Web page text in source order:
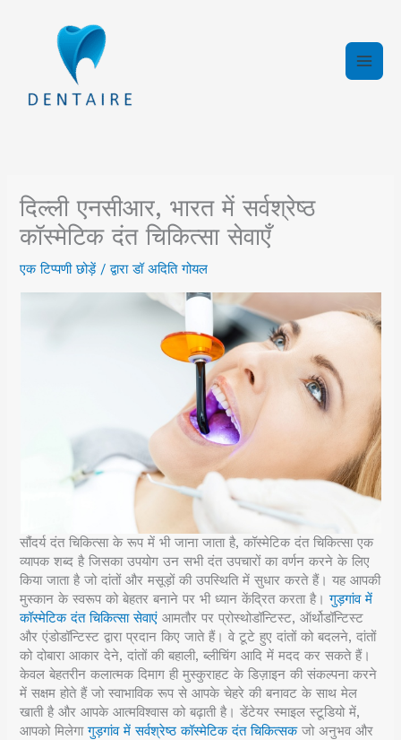
दिल्ली एनसीआर, भारत में सर्वश्रेष्ठ
कॉस्मेटिक दंत चिकित्सा सेवाएँ
एक टिप्पणी छोड़ें / द्वाराडॉ अदिति गोयल
सौंदर्य दंत चिकित्सा के रूप में भी जाना जाता है, कॉस्मेटिक दंत चिकित्सा एक
व्यापक शब्द है जिसका उपयोग उन सभी दंत उपचारों का वर्णन करने के लिए
किया जाता है जो दांतों और मसूड़ों की उपस्थिति में सुधार करते हैं। यह आपकी
मुस्कान के स्वरूप को बेहतर बनाने पर भी ध्यान केंद्रित करता है।गुड़गांव में
कॉस्मेटिक दंत चिकित्सा सेवाएं आमतौर पर प्रोस्थोडॉन्टिस्ट, ऑर्थोडॉन्टिस्ट
और एंडोडॉन्टिस्ट द्वारा प्रदान किए जाते हैं। वे टूटे हुए दांतों को बदलने, दांतों
को दोबारा आकार देने, दांतों की बहाली, ब्लीचिंग आदि में मदद कर सकते हैं।
केवल बेहतरीन कलात्मक दिमाग ही मुस्कुराहट के डिज़ाइन की संकल्पना करने
में सक्षम होते हैं जो स्वाभाविक रूप से आपके चेहरे की बनावट के साथ मेल
खाती है और आपके आत्मविश्वास को बढ़ाती है। डेंटेयर स्माइल स्टूडियो में,
आपको मिलेगागुड़गांव में सर्वश्रेष्ठ कॉस्मेटिक दंत चिकित्सकजो अनुभव और